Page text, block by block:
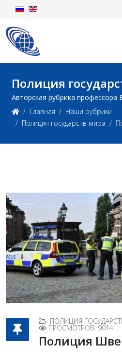
Полиция
Авторская рубрика профессора
Главная
Наши рубрики
Полиция государств мира
ПОЛИЦИЯ
ПРОСМОТРОВ: 9014
Полиция